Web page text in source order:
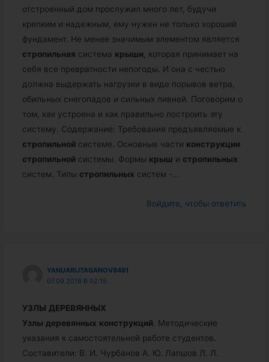
отстроенный дом прослужил много лет, будучи
крепким и надежным, ему нужен не только хороший
фундамент. Не менее значимым элементом является
стропильная система крыши, которая принимает на
себя все превратности непогоды. И она с честью
должна выдержать нагрузки в виде порывов ветра,
обильных снегопадов и сильных ливней. Поговорим о
том, как устроена и как правильно построить эту
систему. Содержание: Требования предъявляемые к
стропильной системе. Основные части конструкции
стропильной системы. Формы крыш и стропильных
систем. Типы стропильных систем -…
Войдите, чтобы ответить
YANUARIJTAGANOV9481
07.09.2018 В 02:15
УЗЛЫ ДЕРЕВЯННЫХ
Узлы деревянных конструкций . Методические
указания к самостоятельной работе студентов.
Составители: В. И. Чурбанов А. Ю. Лапшов Л. Л.